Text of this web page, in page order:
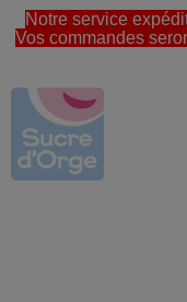
Notre service
Vos commandes